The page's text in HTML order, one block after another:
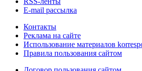
E-mail рассылка
Контакты
Реклама на сайте
Использование материалов
Правила пользования сайтом